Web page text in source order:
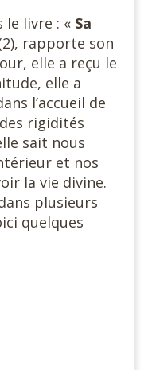
le livre : « Sa
rapporte son
elle a reçu le
elle a
l’accueil de
rigidités
sait nous
et nos
la vie divine.
plusieurs
quelques